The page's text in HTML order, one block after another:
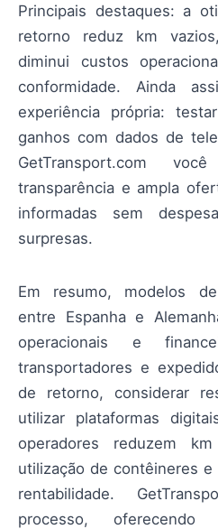
Principais destaques: a
retorno reduz km
diminui custos
conformidade. Ainda
experiência própria:
ganhos com dados de
GetTransport.com
transparência e ampla
informadas sem
surpresas.
Em resumo, modelos
entre Espanha e
operacionais e
transportadores e
de retorno, considerar
utilizar plataformas
operadores reduzem
utilização de contêineres
rentabilidade.
processo, oferecendo